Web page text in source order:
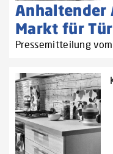
Anhaltender
Markt für
Pressemitteilung